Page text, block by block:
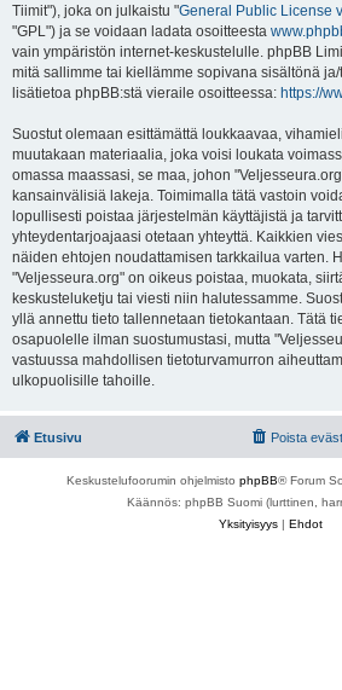
Tiimit"), joka on julkaistu "General Public License
"GPL") ja se voidaan ladata osoitteesta
vain ympäristön internet-keskustelulle. phpBB
mitä sallimme tai kiellämme sopivana sisältönä
lisätietoa phpBB:stä vieraile osoitteessa: https://
Suostut olemaan esittämättä loukkaavaa,
muutakaan materiaalia, joka voisi loukata
omassa maassasi, se maa, johon
kansainvälisiä lakeja. Toimimalla tätä vastoin
lopullisesti poistaa järjestelmän käyttäjistä ja
yhteydentarjoajaasi otetaan yhteyttä. Kaikkien
näiden ehtojen noudattamisen tarkkailua varten.
"Veljesseura.org" on oikeus poistaa, muokata,
keskusteluketju tai viesti niin halutessamme.
yllä annettu tieto tallennetaan tietokantaan. Tätä
osapuolelle ilman suostumustasi, mutta
vastuussa mahdollisen tietoturvamurron
ulkopuolisille tahoille.
Etusivu Poista
Keskustelufoorumin ohjelmisto phpBB® Forum
Käännös: phpBB Suomi (lurttinen,
Yksityisyys | Ehdot